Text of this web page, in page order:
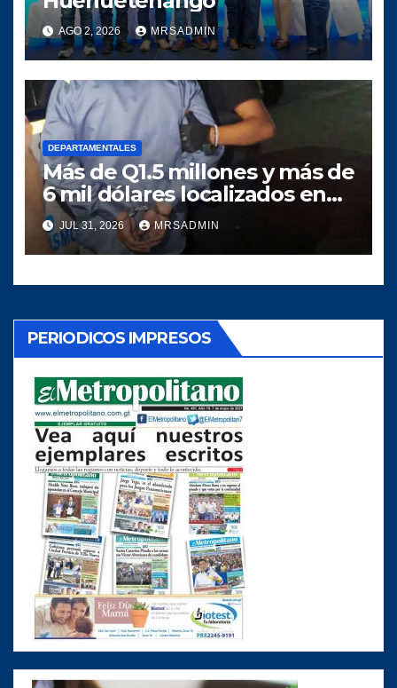
AGO 2, 2026 MRSADMIN
DEPARTAMENTALES
Más de Q1.5 millones y más de
6 mil dólares localizados en
allanamiento en Jalapa
JUL 31, 2026 MRSADMIN
PERIODICOS IMPRESOS